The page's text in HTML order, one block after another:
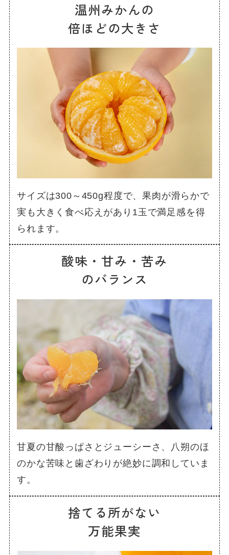
温州みかんの
倍ほどの大きさ
サイズは300～450g程度で、果肉が滑らかで
実も大きく食べ応えがあり1玉で満足感を得
られます。
酸味・甘み・苦み
のバランス
甘夏の甘酸っぱさとジューシーさ、八朔のほ
のかな苦味と歯ざわりが絶妙に調和していま
す。
捨てる所がない
万能果実